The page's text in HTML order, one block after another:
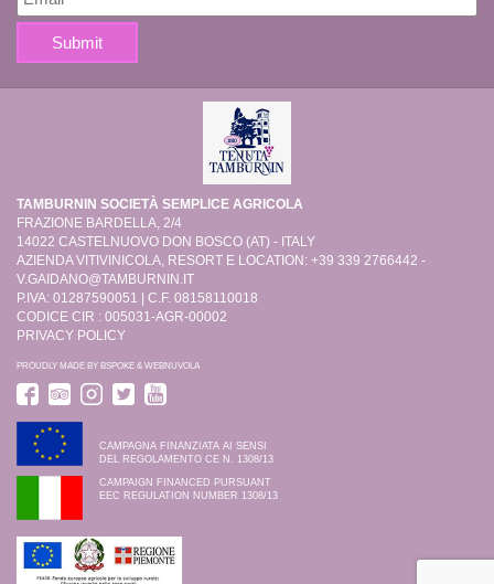
TAMBURNIN SOCIETÀ SEMPLICE AGRICOLA
FRAZIONE BARDELLA, 2/4
14022 CASTELNUOVO DON BOSCO (AT) - ITALY
AZIENDA VITIVINICOLA, RESORT E LOCATION: +39 339 2766442 -
V.GAIDANO@TAMBURNIN.IT
P.IVA: 01287590051 | C.F. 08158110018
CODICE CIR : 005031-AGR-00002
PRIVACY POLICY
PROUDLY MADE BY BSPOKE & WEBNUVOLA
CAMPAGNA FINANZIATA AI SENSI
DEL REGOLAMENTO CE N. 1308/13
CAMPAIGN FINANCED PURSUANT
EEC REGULATION NUMBER 1308/13